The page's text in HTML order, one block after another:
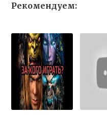
Рекомендуем: